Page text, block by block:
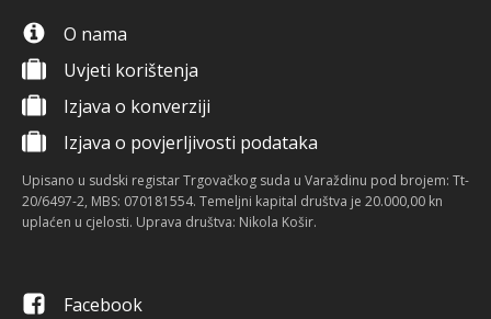
O nama
Uvjeti korištenja
Izjava o konverziji
Izjava o povjerljivosti podataka
Upisano u sudski registar Trgovačkog suda u Varaždinu pod brojem: Tt-
20/6497-2, MBS: 070181554. Temeljni kapital društva je 20.000,00 kn
uplaćen u cjelosti. Uprava društva: Nikola Košir.
Facebook